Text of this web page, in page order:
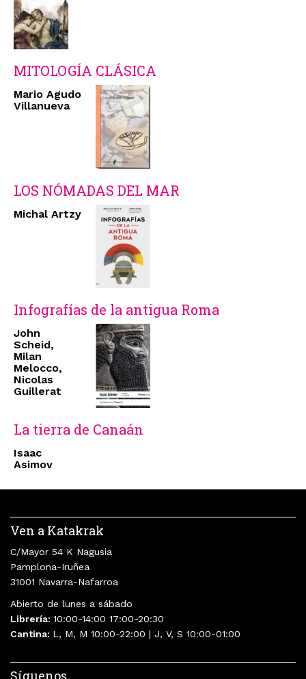
MITOLOGÍA CLÁSICA
Mario Agudo
Villanueva
LOS NÓMADAS DEL MAR
Michal Artzy
Infografías de la antigua Roma
John
Scheid,
Milan
Melocco,
Nicolas
Guillerat
La tierra de Canaán
Isaac
Asimov
Ven a Katakrak
C/Mayor 54 K Nagusia
Pamplona-Iruñea
31001 Navarra-Nafarroa
Abierto de lunes a sábado
Librería: 10:00-14:00 17:00-20:30
Cantina: L, M, M 10:00-22:00 | J, V, S 10:00-01:00
Síguenos